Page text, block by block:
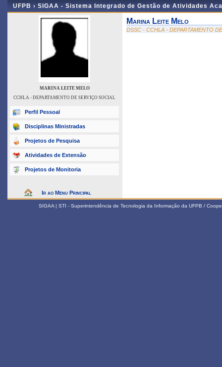
UFPB › SIGAA - Sistema Integrado de Gestão de Atividades
MARINA LEITE MELO
CCHLA - DEPARTAMENTO DE SERVIÇO SOCIAL
Perfil Pessoal
Disciplinas Ministradas
Projetos de Pesquisa
Atividades de Extensão
Projetos de Monitoria
Ir ao Menu Principal
Marina Leite Melo
DSSC - CCHLA - DEPARTAMENTO
SIGAA | STI - Superintendência de Tecnologia da Informação da UFPB /